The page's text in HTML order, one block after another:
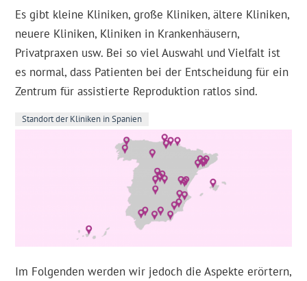
Es gibt kleine Kliniken, große Kliniken, ältere Kliniken,
neuere Kliniken, Kliniken in Krankenhäusern,
Privatpraxen usw. Bei so viel Auswahl und Vielfalt ist
es normal, dass Patienten bei der Entscheidung für ein
Zentrum für assistierte Reproduktion ratlos sind.
Standort der Kliniken in Spanien
Im Folgenden werden wir jedoch die Aspekte erörtern,